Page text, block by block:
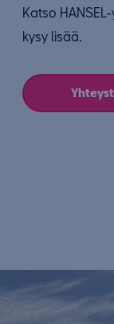
Katso
kysy lisää.